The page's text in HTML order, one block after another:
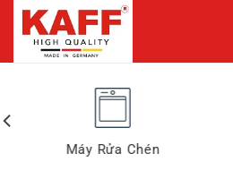
Chuyển
đến
Máy Rửa Chén